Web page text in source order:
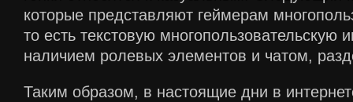
которые представляют геймерам
то есть текстовую многопользовательскую
наличием ролевых элементов и чатом,
Таким образом, в настоящие дни в